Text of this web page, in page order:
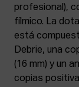
profesional),
fílmico. La
está
Debrie, una
(16 mm) y un
copias